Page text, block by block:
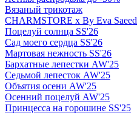
Вязаный трикотаж
CHARMSTORE х By Eva Saeed
Поцелуй солнца SS'26
Сад моего сердца SS'26
Мартовая нежность SS'26
Бархатные лепестки AW'25
Седьмой лепесток AW'25
Объятия осени AW'25
Осенний поцелуй AW'25
Принцесса на горошине SS'25